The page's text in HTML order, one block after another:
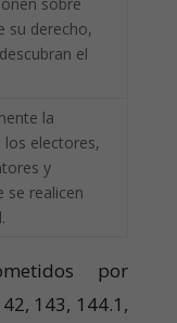
su derecho,
el
la
los electores,
y
se realicen
por
143, 144.1,